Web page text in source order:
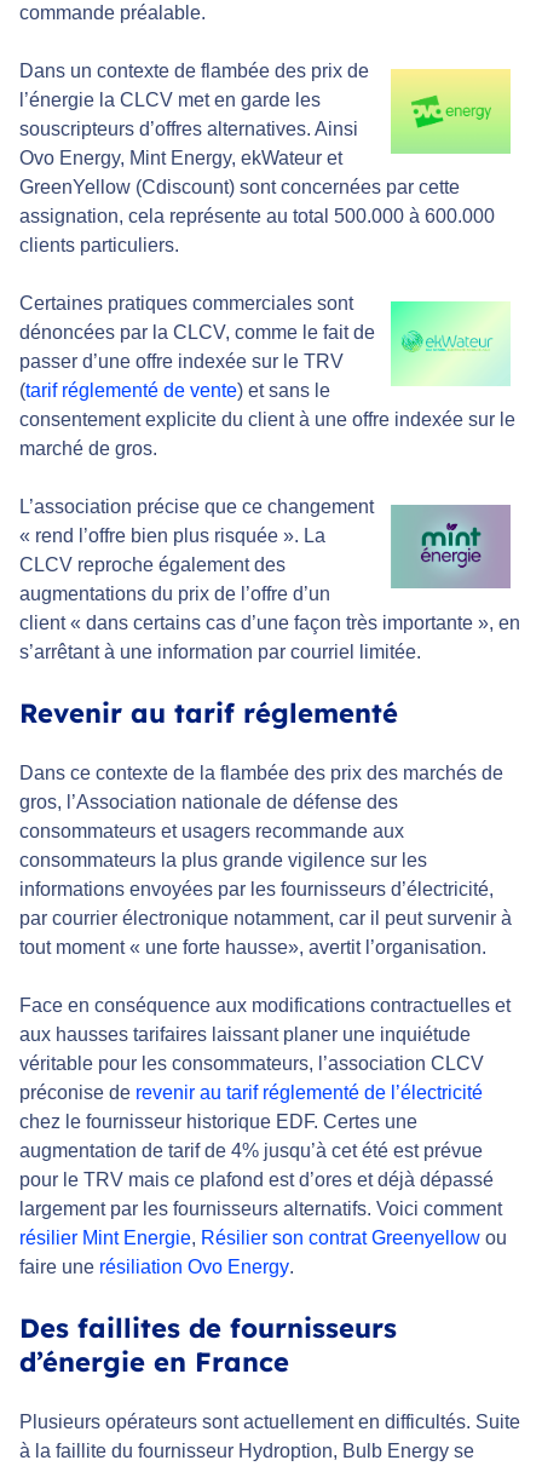
commande préalable.
Dans un contexte de flambée des prix de
l’énergie la CLCV met en garde les
souscripteurs d’offres alternatives. Ainsi
Ovo Energy, Mint Energy, ekWateur et
GreenYellow (Cdiscount) sont concernées par cette
assignation, cela représente au total 500.000 à 600.000
clients particuliers.
Certaines pratiques commerciales sont
dénoncées par la CLCV, comme le fait de
passer d’une offre indexée sur le TRV
(tarif réglementé de vente) et sans le
consentement explicite du client à une offre indexée sur le
marché de gros.
L’association précise que ce changement
« rend l’offre bien plus risquée ». La
CLCV reproche également des
augmentations du prix de l’offre d’un
client « dans certains cas d’une façon très importante », en
s’arrêtant à une information par courriel limitée.
Revenir au tarif réglementé
Dans ce contexte de la flambée des prix des marchés de
gros, l’Association nationale de défense des
consommateurs et usagers recommande aux
consommateurs la plus grande vigilence sur les
informations envoyées par les fournisseurs d’électricité,
par courrier électronique notamment, car il peut survenir à
tout moment « une forte hausse», avertit l’organisation.
Face en conséquence aux modifications contractuelles et
aux hausses tarifaires laissant planer une inquiétude
véritable pour les consommateurs, l’association CLCV
préconise de revenir au tarif réglementé de l’électricité
chez le fournisseur historique EDF. Certes une
augmentation de tarif de 4% jusqu’à cet été est prévue
pour le TRV mais ce plafond est d’ores et déjà dépassé
largement par les fournisseurs alternatifs. Voici comment
résilier Mint Energie, Résilier son contrat Greenyellow ou
faire une résiliation Ovo Energy.
Des faillites de fournisseurs
d’énergie en France
Plusieurs opérateurs sont actuellement en difficultés. Suite
à la faillite du fournisseur Hydroption, Bulb Energy se